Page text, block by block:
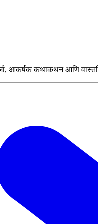
आकर्षक कथाकथन आणि